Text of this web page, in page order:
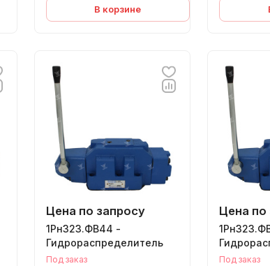
В корзине
Цена по запросу
1Рн323.ФВ44 -
Гидрораспределитель
Под заказ
Цена по
Под заказ